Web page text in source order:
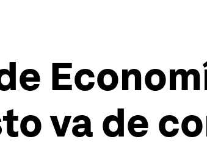
va de